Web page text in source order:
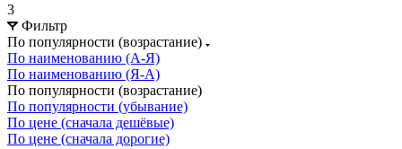
3
Фильтр
По популярности (возрастание)
По наименованию (А-Я)
По наименованию (Я-А)
По популярности (возрастание)
По популярности (убывание)
По цене (сначала дешёвые)
По цене (сначала дорогие)